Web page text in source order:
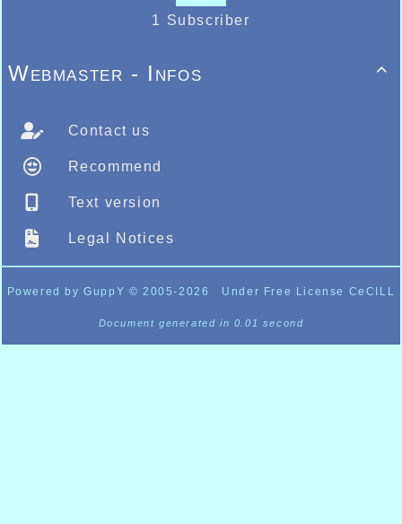
1 Subscriber

Webmaster - Infos
Contact us
Recommend
Text version
Legal Notices
Powered by GuppY © 2005-2026 Under Free License CeCILL
Document generated in 0.01 second